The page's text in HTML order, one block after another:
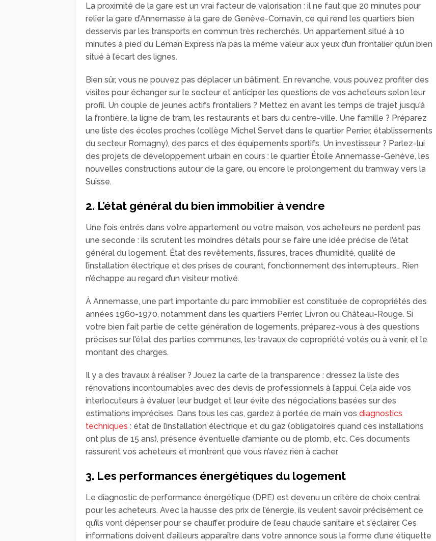
La proximité de la gare est un vrai facteur de valorisation : il ne faut que 20 minutes pour
relier la gare d’Annemasse à la gare de Genève-Cornavin, ce qui rend les quartiers bien
desservis par les transports en commun très recherchés. Un appartement situé à 10
minutes à pied du Léman Express n’a pas la même valeur aux yeux d’un frontalier qu’un bien
situé à l’écart des lignes.
Bien sûr, vous ne pouvez pas déplacer un bâtiment. En revanche, vous pouvez profiter des
visites pour échanger sur le secteur et anticiper les questions de vos acheteurs selon leur
profil. Un couple de jeunes actifs frontaliers ? Mettez en avant les temps de trajet jusqu’à
la frontière, la ligne de tram, les restaurants et bars du centre-ville. Une famille ? Préparez
une liste des écoles proches (collège Michel Servet dans le quartier Perrier, établissements
du secteur Romagny), des parcs et des équipements sportifs. Un investisseur ? Parlez-lui
des projets de développement urbain en cours : le quartier Étoile Annemasse-Genève, les
nouvelles constructions autour de la gare, ou encore le prolongement du tramway vers la
Suisse.
2. L’état général du bien immobilier à vendre
Une fois entrés dans votre appartement ou votre maison, vos acheteurs ne perdent pas
une seconde : ils scrutent les moindres détails pour se faire une idée précise de l’état
général du logement. État des revêtements, fissures, traces d’humidité, qualité de
l’installation électrique et des prises de courant, fonctionnement des interrupteurs… Rien
n’échappe au regard d’un visiteur motivé.
À Annemasse, une part importante du parc immobilier est constituée de copropriétés des
années 1960-1970, notamment dans les quartiers Perrier, Livron ou Château-Rouge. Si
votre bien fait partie de cette génération de logements, préparez-vous à des questions
précises sur l’état des parties communes, les travaux de copropriété votés ou à venir, et le
montant des charges.
Il y a des travaux à réaliser ? Jouez la carte de la transparence : dressez la liste des
rénovations incontournables avec des devis de professionnels à l’appui. Cela aide vos
interlocuteurs à évaluer leur budget et leur évite des négociations basées sur des
estimations imprécises. Dans tous les cas, gardez à portée de main vos diagnostics
techniques : état de l’installation électrique et du gaz (obligatoires quand ces installations
ont plus de 15 ans), présence éventuelle d’amiante ou de plomb, etc. Ces documents
rassurent vos acheteurs et montrent que vous n’avez rien à cacher.
3. Les performances énergétiques du logement
Le diagnostic de performance énergétique (DPE) est devenu un critère de choix central
pour les acheteurs. Avec la hausse des prix de l’énergie, ils veulent savoir précisément ce
qu’ils vont dépenser pour se chauffer, produire de l’eau chaude sanitaire et s’éclairer. Ces
informations doivent d’ailleurs apparaître dans votre annonce sous la forme d’une étiquette